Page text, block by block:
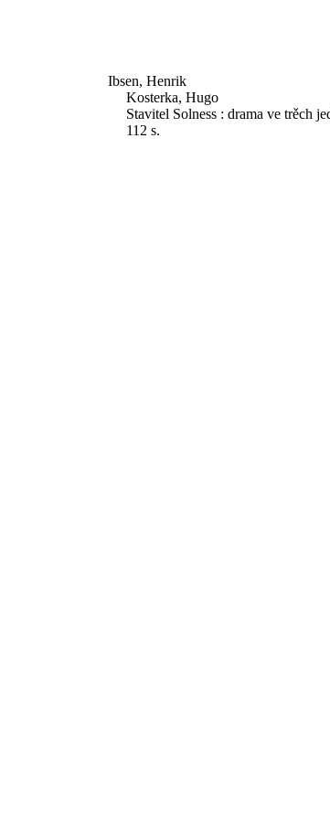
Ibsen, Henrik
Kosterka, Hugo
Stavitel Solness : drama ve trěch
112 s.